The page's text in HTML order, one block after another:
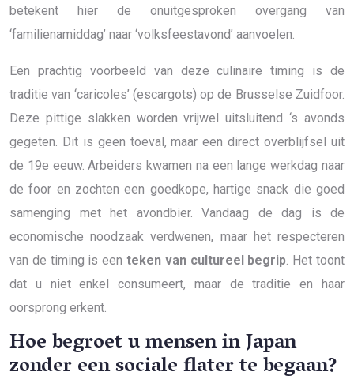
betekent hier de onuitgesproken overgang van
‘familienamiddag’ naar ‘volksfeestavond’ aanvoelen.
Een prachtig voorbeeld van deze culinaire timing is de
traditie van ‘caricoles’ (escargots) op de Brusselse Zuidfoor.
Deze pittige slakken worden vrijwel uitsluitend ‘s avonds
gegeten. Dit is geen toeval, maar een direct overblijfsel uit
de 19e eeuw. Arbeiders kwamen na een lange werkdag naar
de foor en zochten een goedkope, hartige snack die goed
samenging met het avondbier. Vandaag de dag is de
economische noodzaak verdwenen, maar het respecteren
van de timing is een teken van cultureel begrip. Het toont
dat u niet enkel consumeert, maar de traditie en haar
oorsprong erkent.
Hoe begroet u mensen in Japan
zonder een sociale flater te begaan?